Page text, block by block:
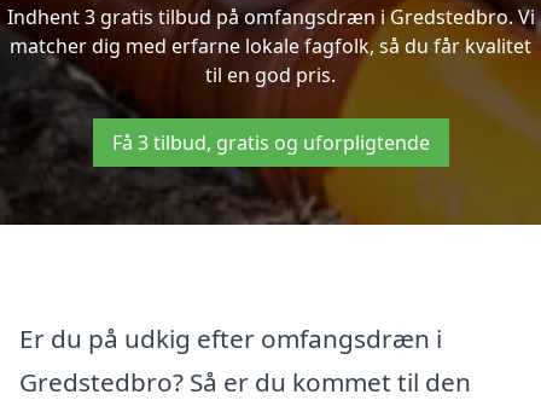
Indhent 3 gratis tilbud på omfangsdræn i Gredstedbro. Vi
matcher dig med erfarne lokale fagfolk, så du får kvalitet
til en god pris.
Få 3 tilbud, gratis og uforpligtende
Er du på udkig efter omfangsdræn i
Gredstedbro? Så er du kommet til den